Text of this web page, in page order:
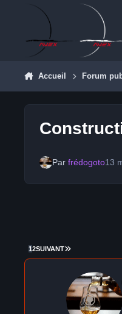
Aller au contenu
Accueil Forum
Par frédogoto13
12SUIVANT DERNIÈRE PAGE